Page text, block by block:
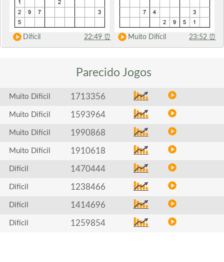
Difícil 22:49 ⏰ Muito Difícil 23:52 ⏰
Parecido Jogos
Muito Difícil 1713356
Muito Difícil 1593964
Muito Difícil 1990868
Muito Difícil 1910618
Difícil 1470444
Difícil 1238466
Difícil 1414696
Difícil 1259854